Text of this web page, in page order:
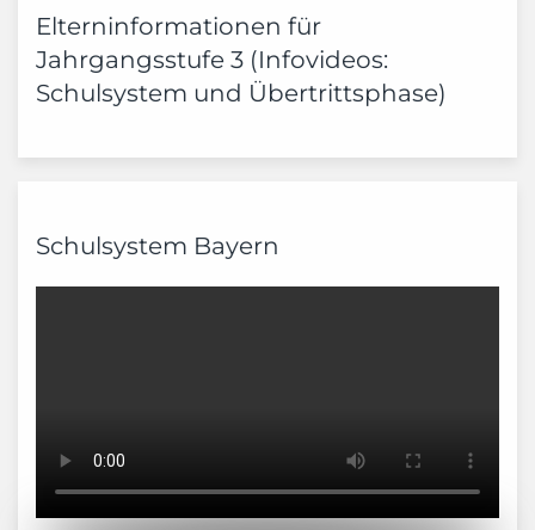
Elterninformationen für
Jahrgangsstufe 3 (Infovideos:
Schulsystem und Übertrittsphase)
Schulsystem Bayern